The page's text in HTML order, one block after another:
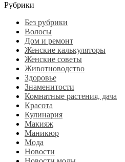
Рубрики
Без рубрики
Волосы
Дом и ремонт
Женские калькуляторы
Женские советы
Животноводство
Здоровье
Знаменитости
Комнатные растения, дача
Красота
Кулинария
Макияж
Маникюр
Мода
Новости